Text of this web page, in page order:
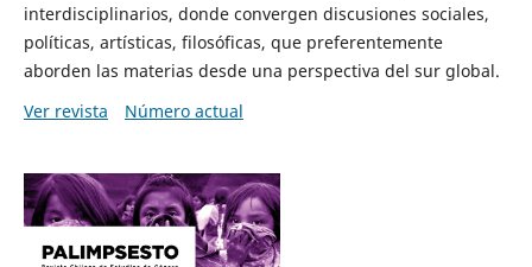
interdisciplinarios, donde convergen discusiones sociales,
políticas, artísticas, filosóficas, que preferentemente
aborden las materias desde una perspectiva del sur global.
Ver revista
Número actual